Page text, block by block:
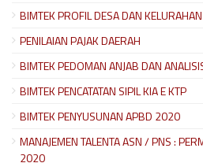
BIMTEK PROFIL DESA DAN
PENILAIAN PAJAK DAERAH
BIMTEK PEDOMAN ANJAB DAN
BIMTEK PENCATATAN SIPIL KIA E KTP
BIMTEK PENYUSUNAN APBD 2020
MANAJEMEN TALENTA ASN / PNS :
2020